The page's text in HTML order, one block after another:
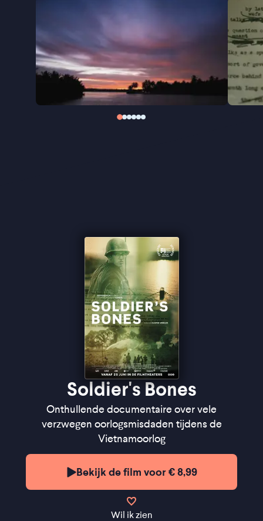
verdoezelen van de waarheid?
In zijn zoektocht naar wat er werkelijk gebeurde
tijdens Operation Speedy Express, en naar het lot
van Alec Shimkin, onderzoekt Kasper Verkaik in de
onthullende documentaireSoldier’s Bones
hoe
oorlogsmisdaden uit beeld konden verdwijnen, en
waarom de waarheid daarover jarenlang nauwelijks
Soldier's Bones
Onthullende documentaire over vele
verzwegen oorlogsmisdaden tijdens de
Vietnamoorlog
Bekijk de film voor € 8,99
Wil ik zien